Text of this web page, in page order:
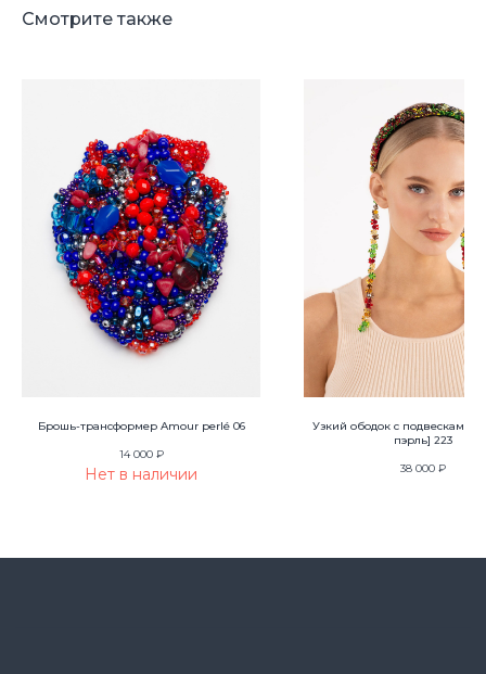
Смотрите также
Брошь-трансформер Amour perlé 06
14 000 ₽
Нет в наличии
Узкий ободок с подвесками À
пэрль] 223
38 000 ₽
Москва
Ленинградский проспект 47 стр. 1
hello@creationpole.com
+7 (993) 361-29-27
Политика защиты и обработки персональных данных